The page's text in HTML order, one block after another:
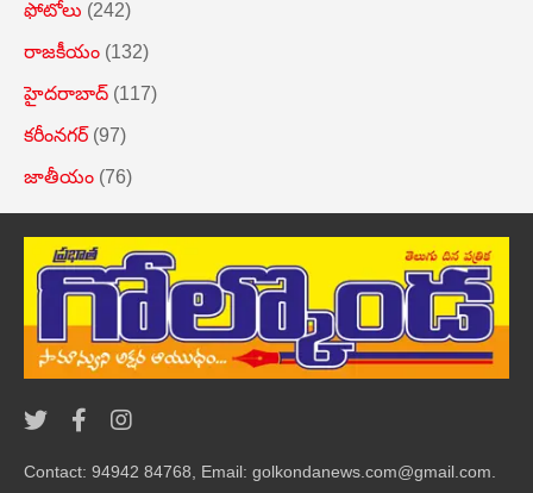
ఫోటోలు (242)
రాజకీయం (132)
హైదరాబాద్ (117)
కరీంనగర్ (97)
జాతీయం (76)
Contact: 94942 84768, Email: golkondanews.com@gmail.com.